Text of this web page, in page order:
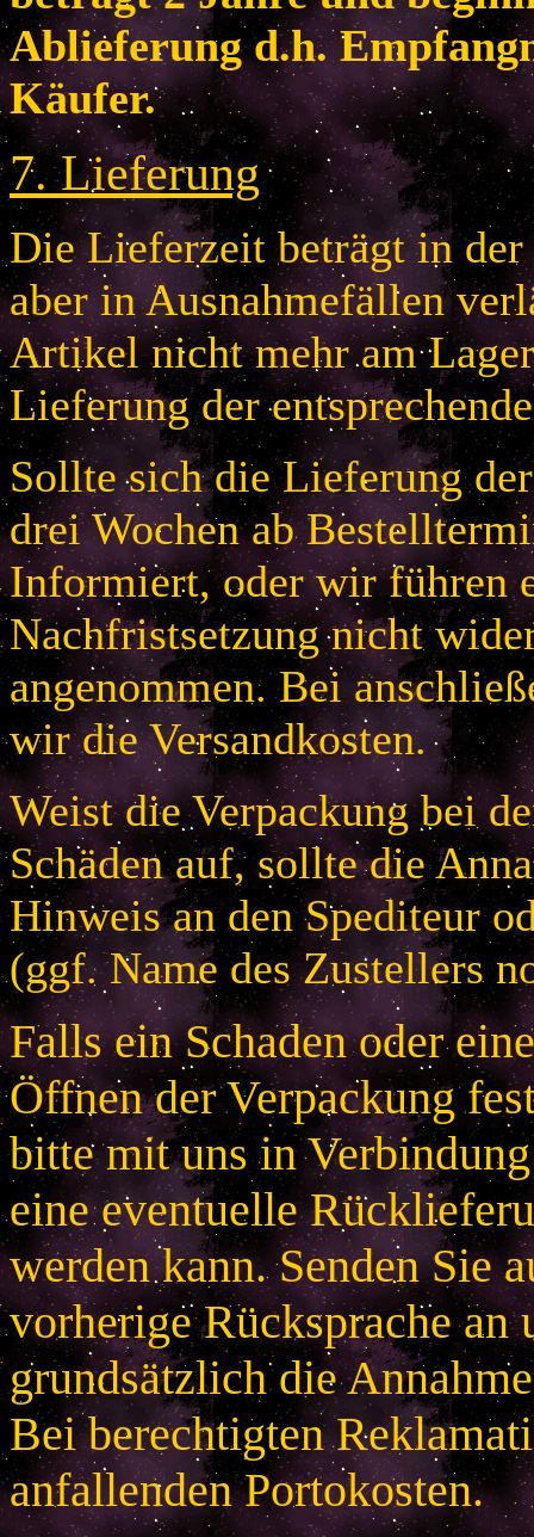
Ablieferung d.h.
Käufer.
7.Lieferung
Die Lieferzeit beträgt in der
aber in Ausnahmefällen
Artikel nicht mehr am
Lieferung der
Sollte sich die Lieferung
drei Wochen ab
Informiert, oder wir führen
Nachfristsetzung nicht
angenommen. Bei
wir die Versandkosten.
Weist die Verpackung bei
Schäden auf, sollte die
Hinweis an den Spediteur
(ggf. Name des Zustellers
Falls ein Schaden oder
Öffnen der Verpackung
bitte mit uns in
eine eventuelle
werden kann. Senden Sie
vorherige Rücksprache
grundsätzlich die
Bei berechtigten
anfallenden Portokosten.